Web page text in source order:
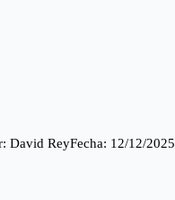
David ReyFecha: 12/12/2025